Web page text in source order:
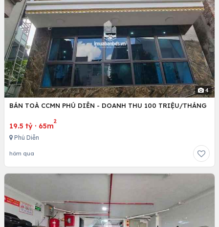
4
BÁN TOÀ CCMN PHÚ DIỄN - DOANH THU 100 TRIỆU/THÁNG
19.5 tỷ · 65m
2
Phú Diễn
hôm qua